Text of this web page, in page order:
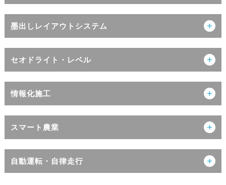
墨出しレイアウトシステム
セオドライト・レベル
情報化施工
スマート農業
自動運転・自律走行